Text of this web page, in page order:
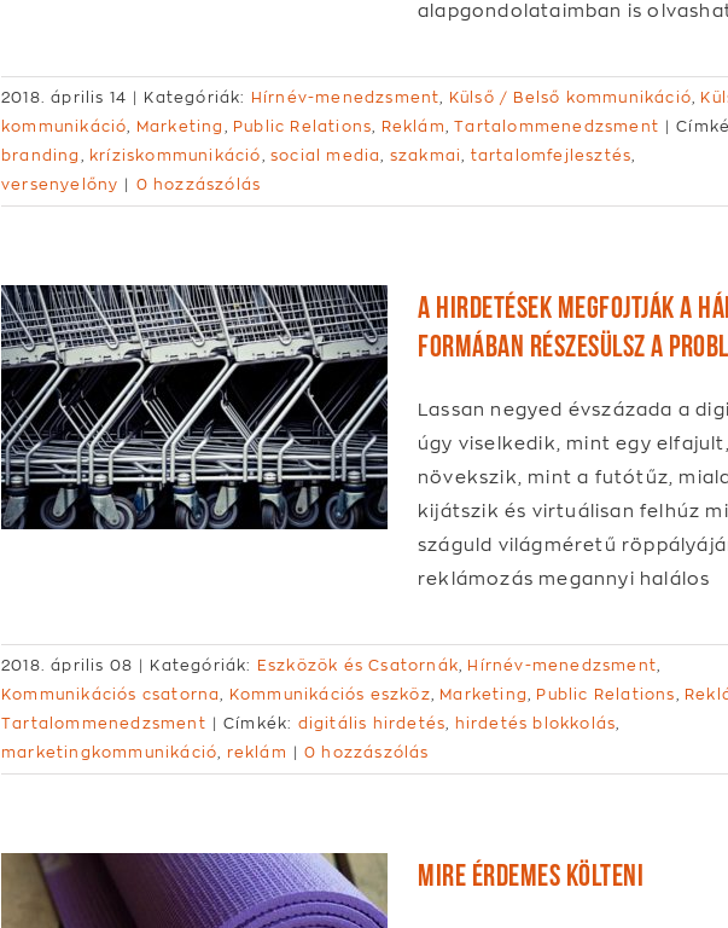
alapgondolataimban is
2018. április 14 | Kategóriák: Hírnév-menedzsment Külső / Belső kommunikáció
kommunikáció
Marketing Public Relations Reklám ,Tartalommenedzsment |
branding
kríziskommunikáció ,social media szakmai tartalomfejlesztés
versenyelőny | 0 hozzászólás
A hirdetések megfojtják a
formában részesülsz a
Lassan negyed évszázada a
úgy viselkedik, mint egy
növekszik, mint a futótűz,
kijátszik és virtuálisan felhúz
száguld világméretű
reklámozás megannyi halálos
2018. április 08 | Kategóriák: Eszközök és Csatornák Hírnév-menedzsment
Kommunikációs csatorna
Kommunikációs eszköz Marketing Public Relations
Tartalommenedzsment | Címkék: digitális hirdetés hirdetés blokkolás
marketingkommunikáció
reklám | 0 hozzászólás
Mire érdemes költeni